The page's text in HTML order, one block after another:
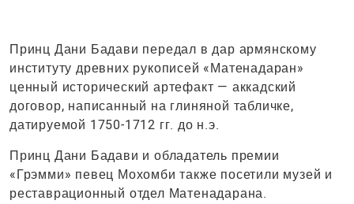
Принц Дани Бадави передал в дар армянскому
институту древних рукописей «Матенадаран»
ценный исторический артефакт — аккадский
договор, написанный на глиняной табличке,
датируемой 1750-1712 гг. до н.э.
Принц Дани Бадави и обладатель премии
«Грэмми» певец Мохомби также посетили музей и
реставрационный отдел Матенадарана.